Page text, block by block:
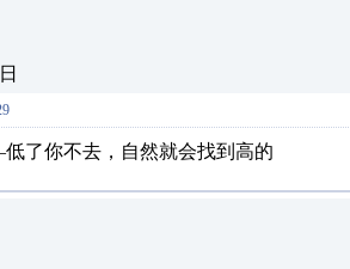
了你不去，自然就会找到高的